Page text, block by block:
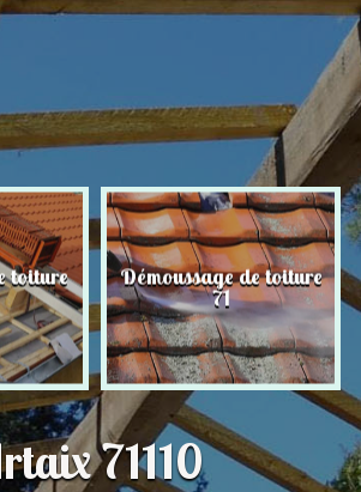
toiture Démoussage de toiture
71
71110